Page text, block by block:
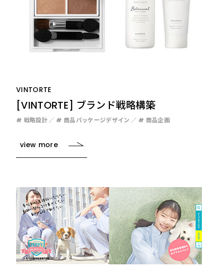
VINTORTE
[VINTORTE] ブランド戦略構築
# 戦略設計 # 商品パッケージデザイン # 商品企画
view more